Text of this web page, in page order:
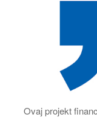
Ovaj projekt